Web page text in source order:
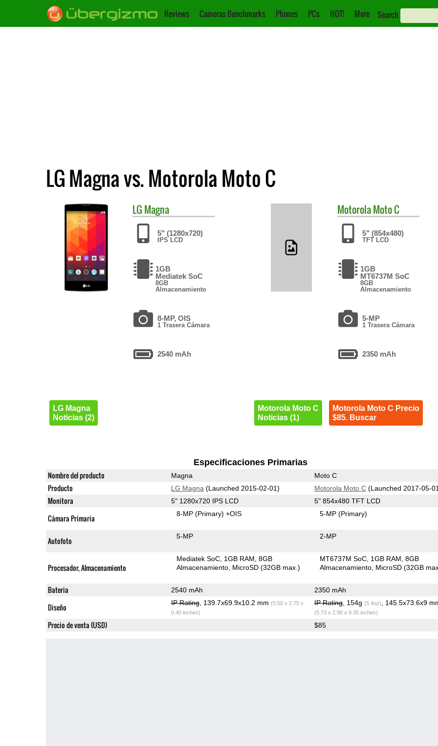
Reviews Cameras Benchmarks Phones PCs HOT! More Search
LG Magna vs. Motorola Moto C
LG Magna
5" (1280x720)
IPS LCD
1GB
Mediatek SoC
8GB
Almacenamiento
8-MP, OIS
1 Trasera Cámara
2540 mAh
LG Magna
Noticias (2)
MotorolaMoto C
5" (854x480)
TFT LCD
1GB
MT6737M SoC
8GB
Almacenamiento
5-MP
1 Trasera Cámara
2350 mAh
Motorola Moto C
Noticias (1)
Motorola Moto C Precio
$85. Buscar
Especificaciones Primarias
Nombre del producto Magna Moto C
Producto LG Magna (Launched 2015-02-01) Motorola Moto C(Launched 2017-05-
Monitora 5" 1280x720 IPS LCD 5" 854x480 TFT LCD
Cámara Primaria 8-MP(Primary) +OIS 5-MP(Primary)
Autofoto 5-MP 2-MP
Procesador, Almacenamiento
Mediatek SoC 1GB RAM 8GB
Almacenamiento MicroSD (32GB max.)
MT6737M SoC 1GB RAM 8GB
Almacenamiento MicroSD (32GB
Bateria 2540 mAh 2350 mAh
Diseño IP Rating, 139.7x69.9x10.2 mm (5.50 x 2.75 x
0.40 inches)
IP Rating, 154g (5.4oz) , 145.5x73.6x9
(5.73 x 2.90 x 0.35 inches)
Precio de venta (USD) $85